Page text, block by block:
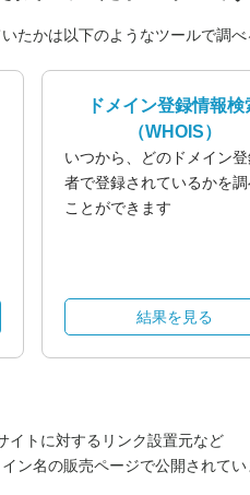
たかは以下のようなツールで調べ
ドメイン登録情報検
（WHOIS）
いつから、どのドメイン
者で登録されているかを調
ことができます
結果を見る
イトに対するリンク設置元など
ン名の販売ページで公開されてい